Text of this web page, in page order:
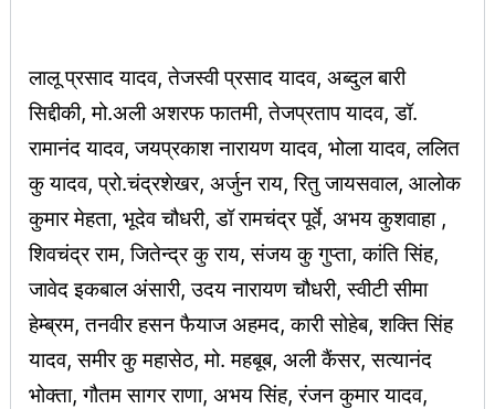
लालू प्रसाद यादव, तेजस्वी प्रसाद यादव, अब्दुल बारी
सिद्दीकी, मो.अली अशरफ फातमी, तेजप्रताप यादव, डॉ.
रामानंद यादव, जयप्रकाश नारायण यादव, भोला यादव, ललित
कु यादव, प्रो.चंद्रशेखर, अर्जुन राय, रितु जायसवाल, आलोक
कुमार मेहता, भूदेव चौधरी, डॉ रामचंद्र पूर्वे, अभय कुशवाहा ,
शिवचंद्र राम, जितेन्द्र कु राय, संजय कु गुप्ता, कांति सिंह,
जावेद इकबाल अंसारी, उदय नारायण चौधरी, स्वीटी सीमा
हेम्ब्रम, तनवीर हसन फैयाज अहमद, कारी सोहेब, शक्ति सिंह
यादव, समीर कु महासेठ, मो. महबूब, अली कैंसर, सत्यानंद
भोक्ता, गौतम सागर राणा, अभय सिंह, रंजन कुमार यादव,